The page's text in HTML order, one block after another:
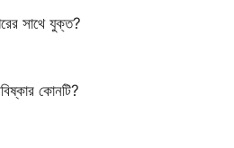
সাথে যুক্ত?
কোনটি?